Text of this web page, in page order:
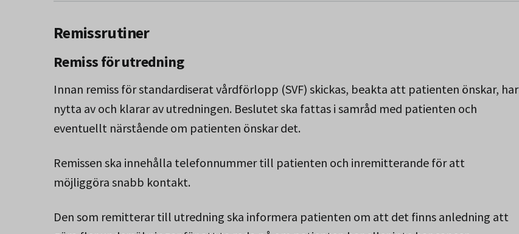
Remissrutiner
Remiss för utredning
Innan remiss för standardiserat vårdförlopp (SVF) skickas, beakta att patienten önskar, har
nytta av och klarar av utredningen. Beslutet ska fattas i samråd med patienten och
eventuellt närstående om patienten önskar det.
Remissen ska innehålla telefonnummer till patienten och inremitterande för att
möjliggöra snabb kontakt.
Den som remitterar till utredning ska informera patienten om att det finns anledning att